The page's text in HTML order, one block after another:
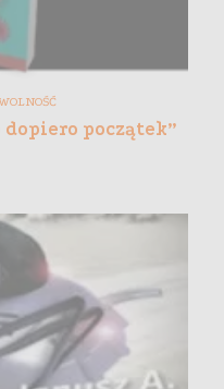
dopiero początek”